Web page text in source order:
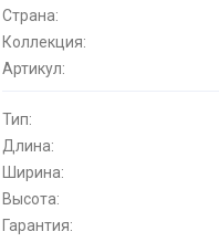
Страна:
Коллекция:
Артикул:
Тип:
Длина:
Ширина:
Высота:
Гарантия: